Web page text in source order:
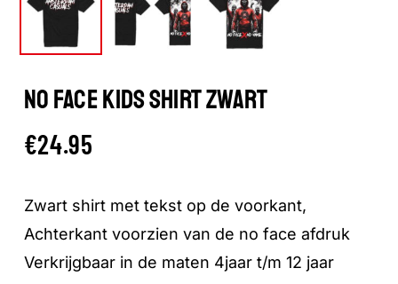
NO FACE KIDS SHIRT ZWART
€24.95
Zwart shirt met tekst op de voorkant,
Achterkant voorzien van de no face afdruk
Verkrijgbaar in de maten 4jaar t/m 12 jaar